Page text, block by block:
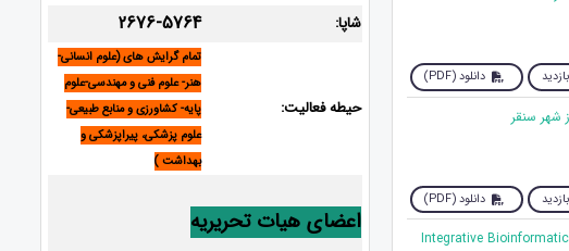
دانلود (PDF)
دانلود (PDF)
5. Integrative
شاپا: 2676-5764
حیطه فعالیت:
تمام گرایش های (علوم انسانی-
هنر- علوم فنی و مهندسی-علوم
پایه- کشاورزی و منابع طبیعی-
علوم پزشکی، پیراپزشکی و
بهداشت )
اعضای هیات تحریریه